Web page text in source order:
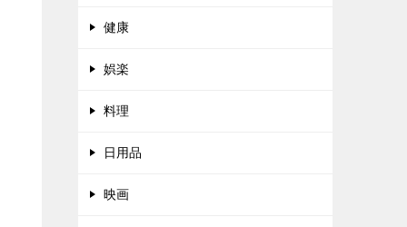
健康
娯楽
料理
日用品
映画